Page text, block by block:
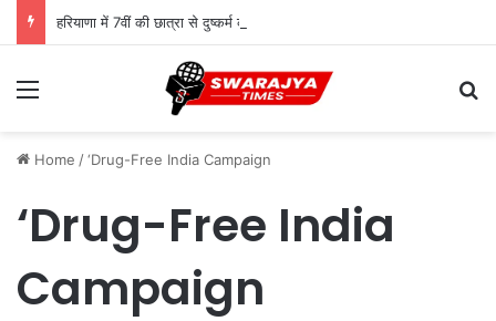
Menu
Home /‘Drug-Free India Campaign
‘Drug-Free India
Campaign